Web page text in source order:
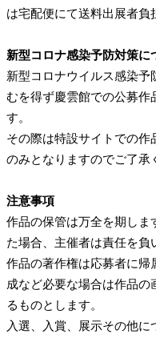
は宅配便にて送料出展者負
新型コロナ感染予防対策に
新型コロナウイルス感染
むを得ず慶雲館での公募作
す。
その際は特設サイトでの
のみとなりますのでご了承
注意事項
作品の保管は万全を期しま
た場合、主催者は責任を負
作品の著作権は応募者に帰
成など必要な場合は作品の
るものとします。
入選、入賞、展示その他